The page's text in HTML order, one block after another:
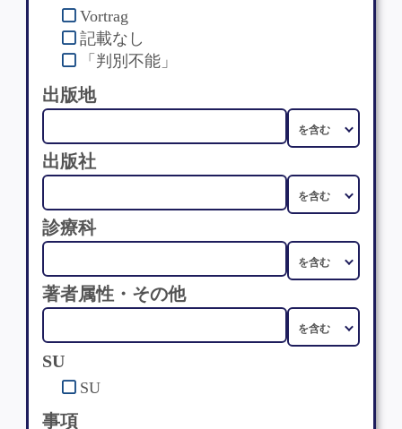
Vortrag
記載なし
「判別不能」
出版地
出版社
診療科
著者属性・その他
SU
SU
事項